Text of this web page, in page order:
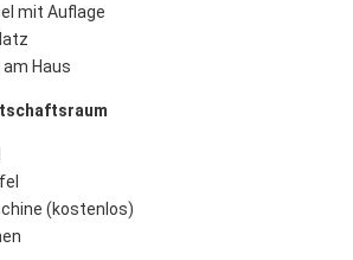
mit Auflage
Haus
(kostenlos)